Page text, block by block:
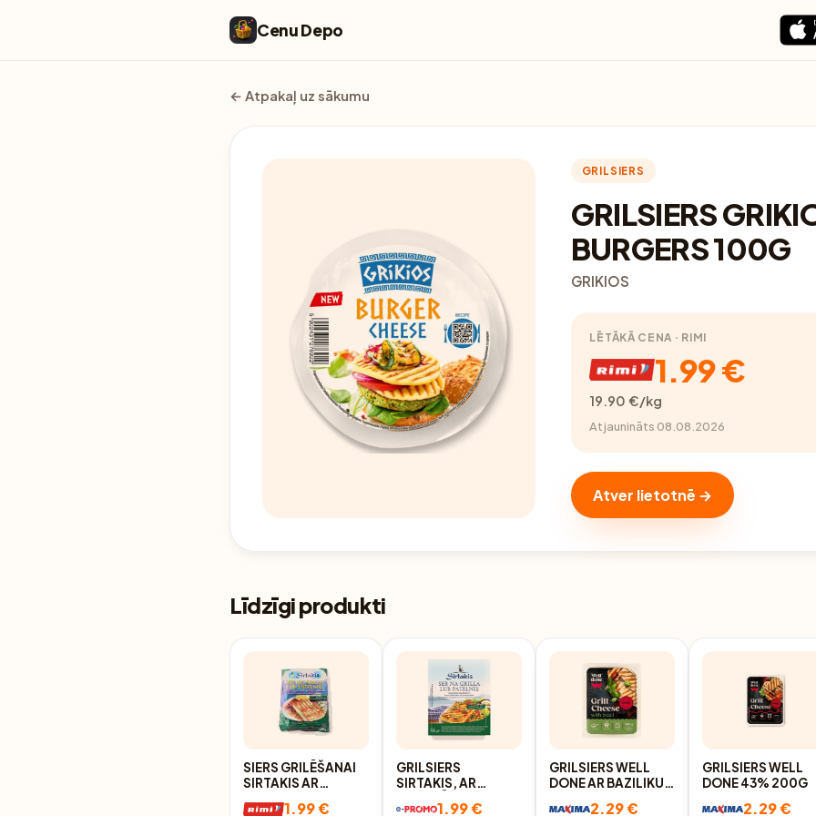
Cenu Depo
← Atpakaļ uz sākumu
GRILSIERS
GRILSIERS
BURGERS 100G
GRIKIOS
LĒTĀKĀ CENA · RIMI
1.99 €
19.90 €/kg
Atjaunināts 08.08.2026
Atver lietotnē →
Līdzīgi produkti
SIERS GRILĒŠANAI
SIRTAKIS AR
1.99 €
GRILSIERS
SIRTAKIS, AR
1.99 €
GRILSIERS WELL
DONE AR BAZILIKU
2.29 €
GRILSIERS WELL
DONE 43% 200G
2.29 €